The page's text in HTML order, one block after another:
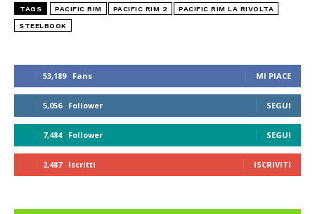
53,189 Fans MI PIACE
5,056 Follower SEGUI
7,484 Follower SEGUI
2,487 Iscritti ISCRIVITI
TAGS PACIFIC RIM PACIFIC RIM 2 PACIFIC RIM LA RIVOLTA
STEELBOOK